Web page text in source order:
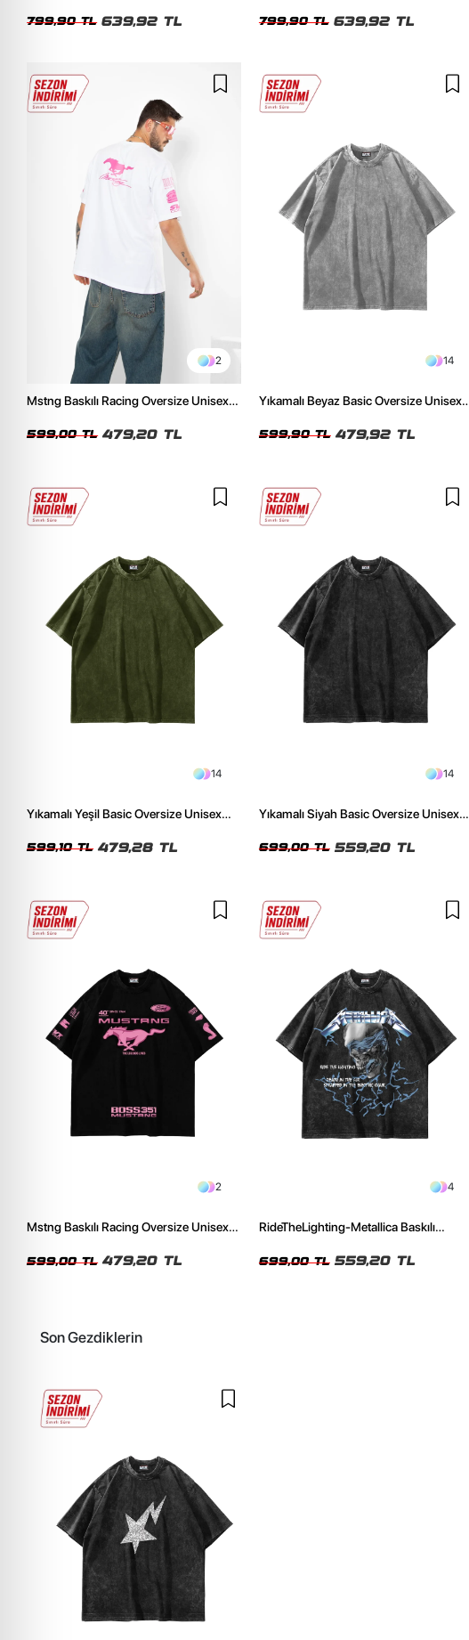
799,90 TL 639,92 TL 799,90 TL 639,92 TL
2
Mstng Baskılı Racing Oversize Unisex
599,00 TL 479,20 TL
14
Yıkamalı Beyaz Basic Oversize Unisex
599,90 TL 479,92 TL
14
Yıkamalı Yeşil Basic Oversize Unisex
599,10 TL 479,28 TL
14
Yıkamalı Siyah Basic Oversize Unisex
699,00 TL 559,20 TL
2
Mstng Baskılı Racing Oversize Unisex
599,00 TL 479,20 TL
4
RideTheLighting-Metallica Baskılı
699,00 TL 559,20 TL
Son Gezdiklerin